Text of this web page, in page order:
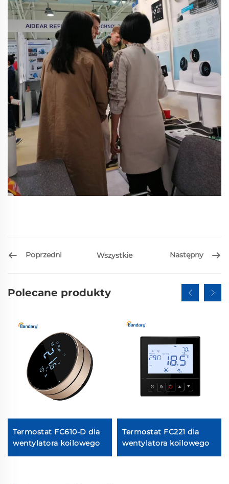
Poprzedni Wszystkie Następny
Polecane produkty
Termostat FC610-D dla
wentylatora koilowego
Termostat FC221 dla
wentylatora koilowego